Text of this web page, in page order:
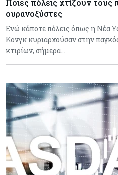
Ποιες πόλεις χτίζουν τους
ουρανοξύστες
Ενώ κάποτε πόλεις όπως η Νέα
Κονγκ κυριαρχούσαν στην
κτιρίων, σήμερα…